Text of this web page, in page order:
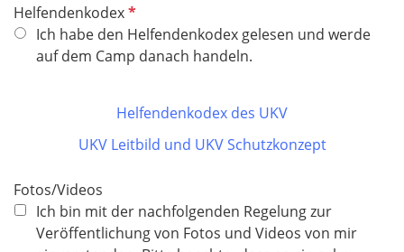
HelfendenkodexP
l
h
t
l
d
Ich habe den Helfendenkodex gelesen und werde
auf dem Camp danach handeln.
Helfendenkodex des UKV
UKV Leitbild und UKV Schutzkonzept
Fotos/Videos
Ich bin mit der nachfolgenden Regelung zur
Veröffentlichung von Fotos und Videos von mir